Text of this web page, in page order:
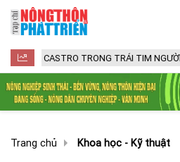
TRONG TRÁI TIM NGƯỜI VIỆT
Trang chủ Khoa học - Kỹ thuật